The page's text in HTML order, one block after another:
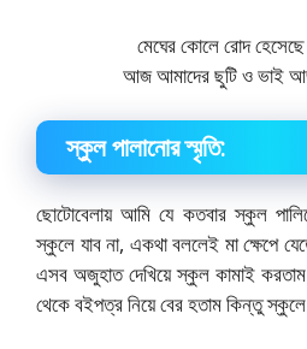
মেঘের কোলে রােদ
আজ আমাদের ছুটি ও ভাই
স্কুল পালানাের স্মৃতি:
ছােটোবেলায় আমি যে কতবার স্কুল
স্কুলে যাব না, একথা বললেই মা ক্ষেপে
এসব অজুহাত দেখিয়ে স্কুল কামাই
থেকে বইপত্র নিয়ে বের হতাম কিন্তু স্কুলে